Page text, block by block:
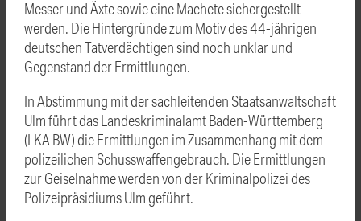
Messer und Äxte sowie eine Machete sichergestellt
werden. Die Hintergründe zum Motiv des 44-jährigen
deutschen Tatverdächtigen sind noch unklar und
Gegenstand der Ermittlungen.
In Abstimmung mit der sachleitenden Staatsanwaltschaft
Ulm führt das Landeskriminalamt Baden-Württemberg
(LKA BW) die Ermittlungen im Zusammenhang mit dem
polizeilichen Schusswaffengebrauch. Die Ermittlungen
zur Geiselnahme werden von der Kriminalpolizei des
Polizeipräsidiums Ulm geführt.